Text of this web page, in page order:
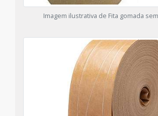
Imagem ilustrativa de Fita gomada